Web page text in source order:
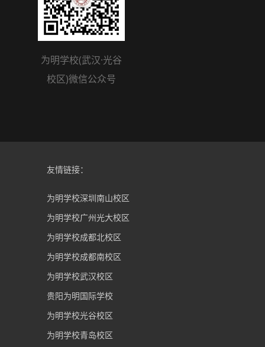
为明学校(武汉·光谷
校区)微信公众号
友情链接：
为明学校深圳南山校区
为明学校广州光大校区
为明学校成都北校区
为明学校成都南校区
为明学校武汉校区
贵阳为明国际学校
为明学校光谷校区
为明学校青岛校区